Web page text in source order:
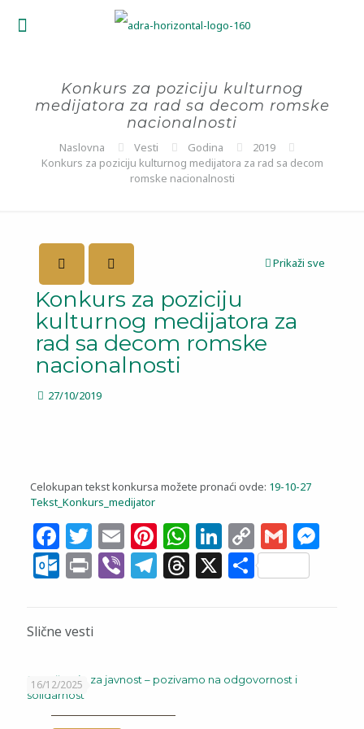
Konkurs za poziciju kulturnog
medijatora za rad sa decom romske
nacionalnosti
Naslovna Vesti Godina
2019
Konkurs za poziciju kulturnog medijatora za rad sa decom
romske nacionalnosti
Prikaži sve
Konkurs za poziciju
kulturnog medijatora za
rad sa decom romske
nacionalnosti
27/10/2019
Celokupan tekst konkursa možete pronaći ovde: 19-10-27
Tekst_Konkurs_medijator
Facebook
Twitter
EmailPinterest
WhatsApp
LinkedIn
Copy
Link
Gmail
Outlook.com
PrintViberTelegram
Threads
X Share
Slične vesti
16/12/2025
Saopštenje za javnost – pozivamo na odgovornost i
solidarnost